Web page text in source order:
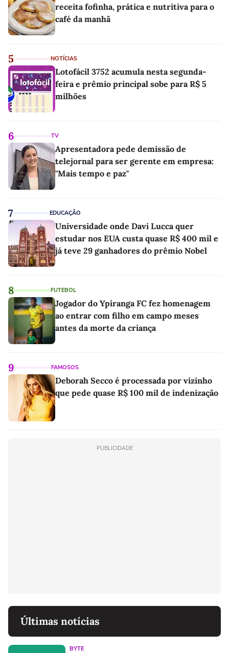
receita fofinha, prática e nutritiva para o
café da manhã
5 NOTÍCIAS
Lotofácil 3752 acumula nesta segunda-
feira e prêmio principal sobe para R$ 5
milhões
6 TV
Apresentadora pede demissão de
telejornal para ser gerente em empresa:
"Mais tempo e paz"
7 EDUCAÇÃO
Universidade onde Davi Lucca quer
estudar nos EUA custa quase R$ 400 mil e
já teve 29 ganhadores do prêmio Nobel
8 FUTEBOL
Jogador do Ypiranga FC fez homenagem
ao entrar com filho em campo meses
antes da morte da criança
9 FAMOSOS
Deborah Secco é processada por vizinho
que pede quase R$ 100 mil de indenização
PUBLICIDADE
Últimas notícias
BYTE